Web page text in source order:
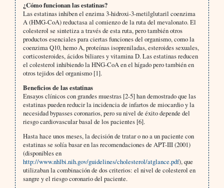
¿Cómo funcionan las estatinas?
Las estatinas inhiben el enzima 3-hidroxi-3-metilglutaril coenzima
A (HMG-CoA) reductasa al comienzo de la ruta del mevalonato. El
colesterol se sintetiza a través de esta ruta, pero también otros
productos esenciales para ciertas funciones del organismo, como la
coenzima Q10, hemo A, proteínas isopreniladas, esteroides sexuales,
corticosteroides, ácidos biliares y vitamina D. Las estatinas reducen
el colesterol inhibiendo la HNG-CoA en el hígado pero también en
otros tejidos del organismo [1].
Beneficios de las estatinas
Ensayos clínicos con grandes muestras [2-5] han demostrado que las
estatinas pueden reducir la incidencia de infartos de miocardio y la
necesidad bypasses coronarios, pero su nivel de éxito depende del
riesgo cardiovascular basal de los pacientes [6].
Hasta hace unos meses, la decisión de tratar o no a un paciente con
estatinas se solía basar en las recomendaciones de APT-III (2001)
(disponibles en
http://www.nhlbi.nih.gov/guidelines/cholesterol/atglance.pdf), que
utilizaban la combinación de dos criterios: el nivel de colesterol en
sangre y el riesgo coronario del paciente.